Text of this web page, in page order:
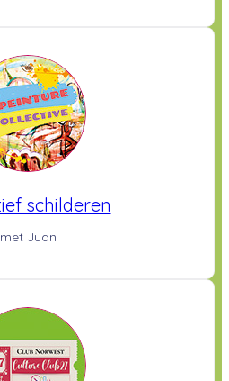
schilderen
met Juan